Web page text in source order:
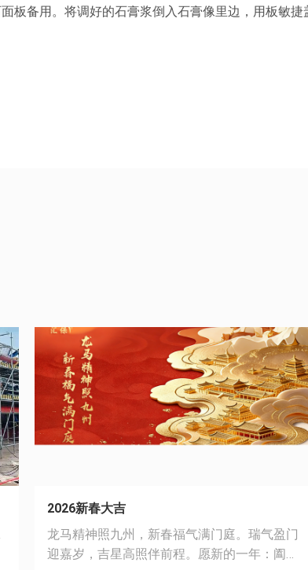
备用。将调好的石膏浆倒入石膏像里边，用板敏捷
2026新春大吉
龙马精神照九州，新春福气满门庭。瑞气盈门
迎嘉岁，吉星高照伴前程。愿新的一年：阖家